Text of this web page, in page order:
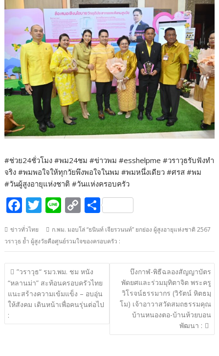
#ช่วย24ชั่วโมง #พม24ชม #ข่าวพม #esshelpme #วราวุธรับฟังทำ
จริง #พมพอใจให้ทุกวัยพึงพอใจในพม #พมหนึ่งเดียว #ศรส #พม
#วันผู้สูงอายุแห่งชาติ #วันแห่งครอบครัว
F
ac
e
b
o
o
k
T
itt
er
Li
e
C
o
p
y
Li
n
k
S
h
ar
e
ข่าวทั่วไทย
ก.พม. มอบโล่ “ธนินท์ เจียรวนนท์” ยกย่อง ผู้สูงอายุแห่งชาติ 2567
วราวุธ ย้ำ ผู้สูงวัยคือศูนย์รวมใจของครอบครัว :
แนะแนว
เรื่อง
”วราวุธ“ รมว.พม. ชม หนัง
“หลานม่า” สะท้อนครอบครัวไทย
แนะสร้างความเข้มแข็ง – อบอุ่น
ให้สังคม เดินหน้าเพื่อคนรุ่นต่อไป
:
บึงกาฬ-พิธีฉลองสัญญาบัตร
พัดยศและร่วมมุทิตาจิต พระครู
วิโรจน์ธรรมากร (วิรัตน์ หิตธมฺ
โม) เจ้าอาวาสวัดสมถธรรมคุณ
บ้านหนองตอ-บ้านห้วยบอน
พัฒนา :